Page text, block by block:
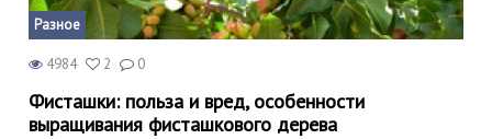
Разное
4984 2 0
Фисташки: польза и вред, особенности
выращивания фисташкового дерева